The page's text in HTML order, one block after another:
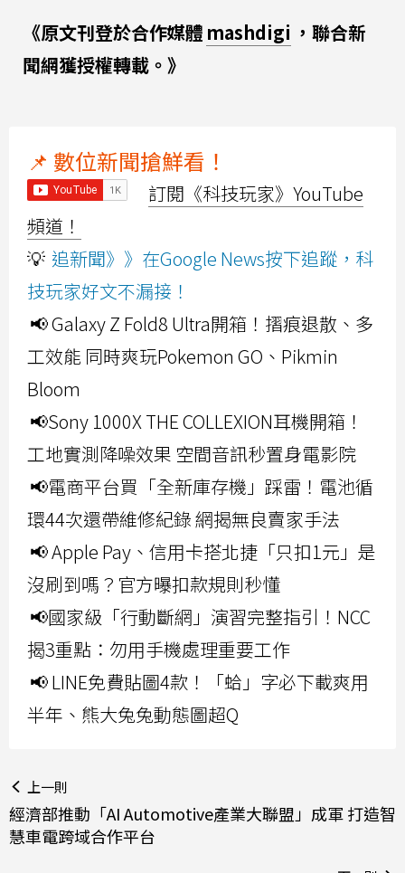
《原文刊登於合作媒體 mashdigi ，聯合新
聞網獲授權轉載。》
📌 數位新聞搶鮮看！
訂閱《科技玩家》YouTube
頻道！
💡 追新聞》》在Google News按下追蹤，科
技玩家好文不漏接！
📢 Galaxy Z Fold8 Ultra開箱！摺痕退散、多
工效能 同時爽玩Pokemon GO、Pikmin
Bloom
📢Sony 1000X THE COLLEXION耳機開箱！
工地實測降噪效果 空間音訊秒置身電影院
📢電商平台買「全新庫存機」踩雷！電池循
環44次還帶維修紀錄 網揭無良賣家手法
📢 Apple Pay、信用卡搭北捷「只扣1元」是
沒刷到嗎？官方曝扣款規則秒懂
📢國家級「行動斷網」演習完整指引！NCC
揭3重點：勿用手機處理重要工作
📢 LINE免費貼圖4款！「蛤」字必下載爽用
半年、熊大兔兔動態圖超Q
上一則
經濟部推動「AI Automotive產業大聯盟」成軍 打造智
慧車電跨域合作平台